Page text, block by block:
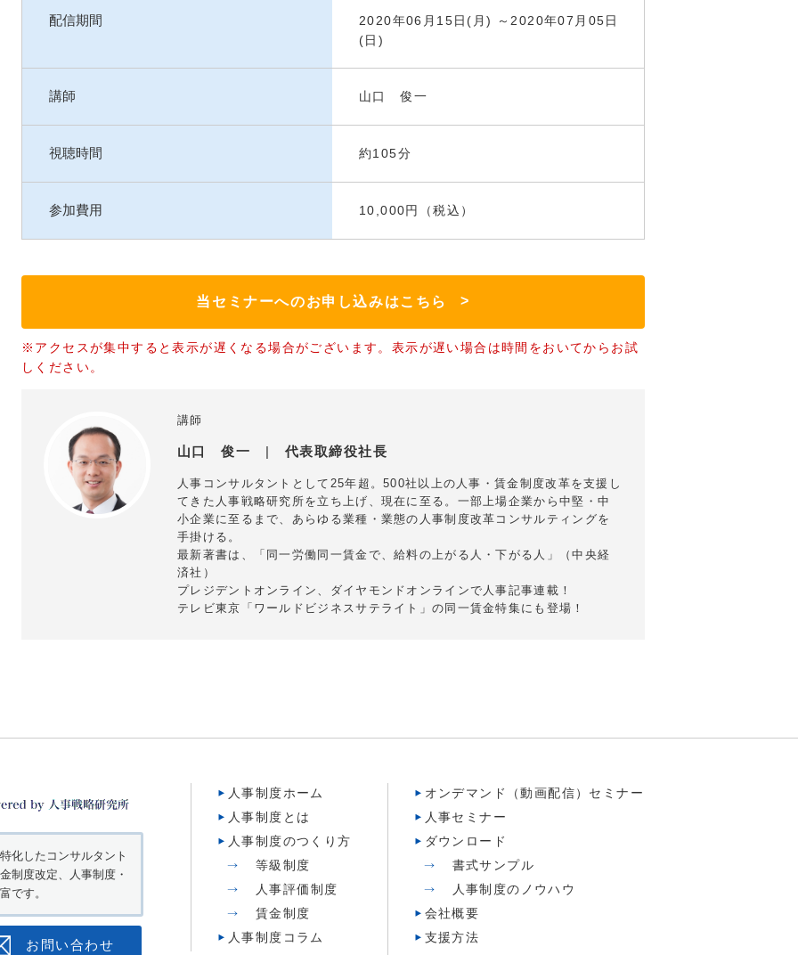
配信期間
2020年06月15日(月) ～2020年07月05日
(日)
講師 山口 俊一
視聴時間 約105分
参加費用 10,000円（税込）
当セミナーへのお申し込みはこちら
※アクセスが集中すると表示が遅くなる場合がございます。表示が遅い場合は時間をおいてからお試
しください。
講師
山口 俊一 | 代表取締役社長
人事コンサルタントとして25年超。500社以上の人事・賃金制度改革を支援し
てきた人事戦略研究所を立ち上げ、現在に至る。一部上場企業から中堅・中
小企業に至るまで、あらゆる業種・業態の人事制度改革コンサルティングを
手掛ける。
最新著書は、「同一労働同一賃金で、給料の上がる人・下がる人」（中央経
済社）
プレジデントオンライン、ダイヤモンドオンラインで人事記事連載！
テレビ東京「ワールドビジネスサテライト」の同一賃金特集にも登場！
化したコンサルタント
制度改定、人事制度・
です。
お問い合わせ
人事制度ホーム
人事制度とは
人事制度のつくり方
等級制度
人事評価制度
賃金制度
人事制度コラム
オンデマンド（動画配信）セミナー
人事セミナー
ダウンロード
書式サンプル
人事制度のノウハウ
会社概要
支援方法